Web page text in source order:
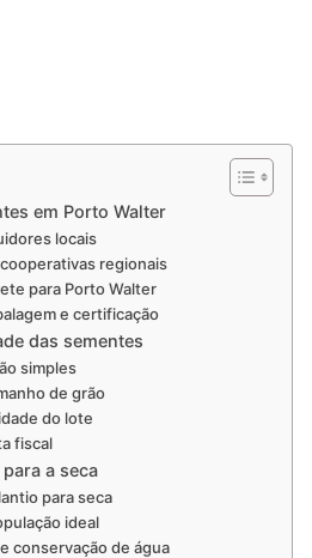
em Porto Walter
locais
regionais
para Porto Walter
e certificação
das sementes
simples
de grão
do lote
fiscal
a seca
para seca
ideal
conservação de água